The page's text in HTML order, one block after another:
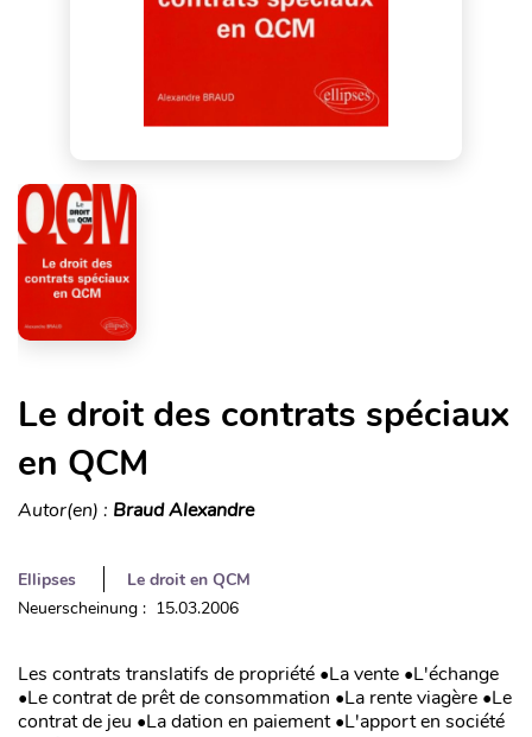
Le droit des contrats spéciaux
en QCM
Autor(en) : Braud Alexandre
Ellipses
Le droit en QCM
Neuerscheinung : 15.03.2006
Les contrats translatifs de propriété •La vente •L'échange
•Le contrat de prêt de consommation •La rente viagère •Le
contrat de jeu •La dation en paiement •L'apport en société